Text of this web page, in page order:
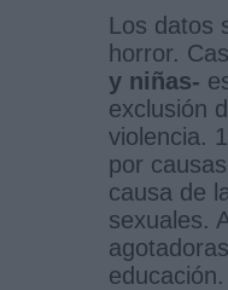
Los datos
horror.
y niñas-
exclusión
violencia.
por
causa de
sexuales.
educación.